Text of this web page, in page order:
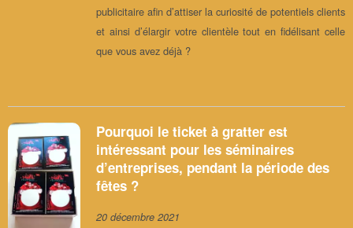
publicitaire afin d’attiser la curiosité de potentiels clients
et ainsi d’élargir votre clientèle tout en fidélisant celle
que vous avez déjà ?
Pourquoi le ticket à gratter est
intéressant pour les séminaires
d’entreprises, pendant la période des
fêtes ?
20 décembre 2021